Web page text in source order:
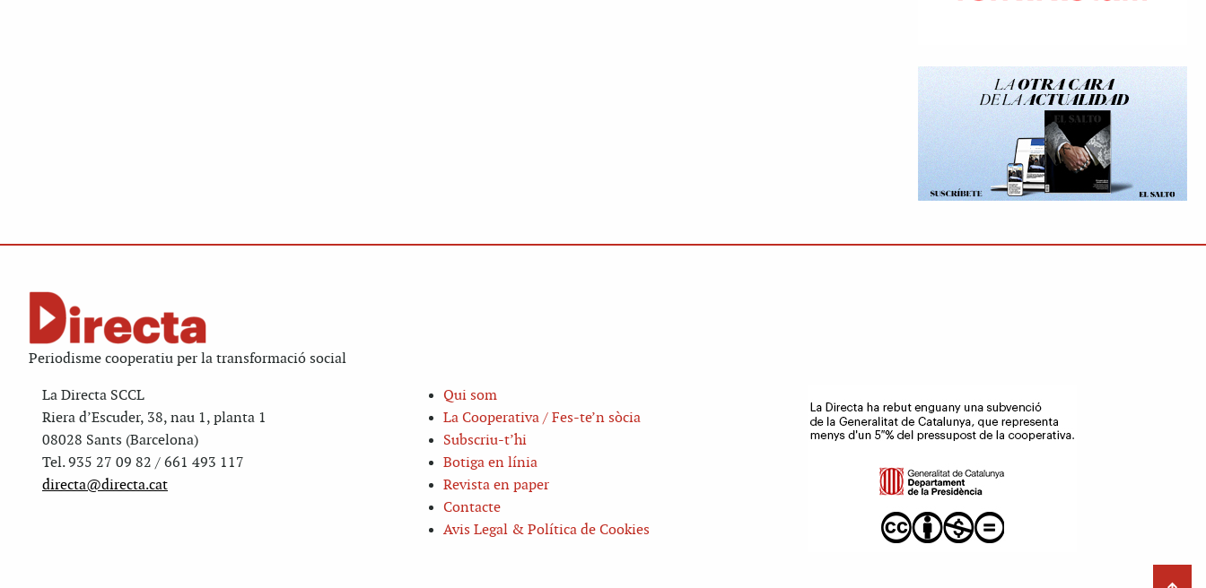
Periodisme cooperatiu per la transformació social
La Directa SCCL
Riera d’Escuder, 38, nau 1, planta 1
08028 Sants (Barcelona)
Tel. 935 27 09 82 / 661 493 117
directa@directa.cat
Qui som
La Cooperativa / Fes-te’n sòcia
Subscriu-t’hi
Botiga en línia
Revista en paper
Contacte
Avis Legal & Política de Cookies